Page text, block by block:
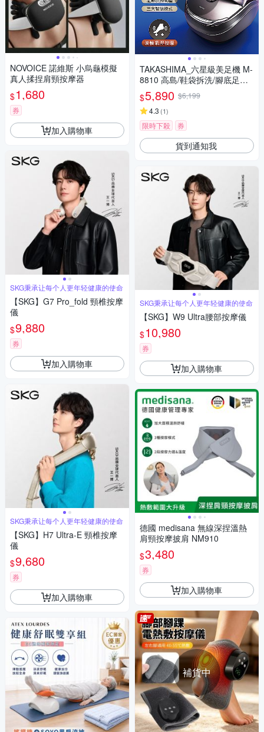
NOVOICE 諾維斯 小烏龜模擬
真人揉捏肩頸按摩器
$1,680
券
加入購物車
SKG秉承让每个人更年轻健康的使命
【SKG】G7 Pro_fold 頸椎按摩
儀
$9,880
券
加入購物車
SKG秉承让每个人更年轻健康的使命
【SKG】H7 Ultra-E 頸椎按摩
儀
$9,680
券
加入購物車
TAKASHIMA_六星級美足機 M-
8810 高島/鞋袋拆洗/腳底足底
穴位按摩/溫熱/排解乳酸
$5,890 $6,199
4.3 (1)
限時下殺 券
貨到通知我
SKG秉承让每个人更年轻健康的使命
【SKG】W9 Ultra腰部按摩儀
$10,980
券
加入購物車
德國 medisana 無線深捏溫熱
肩頸按摩披肩 NM910
$3,480
券
加入購物車
補貨中